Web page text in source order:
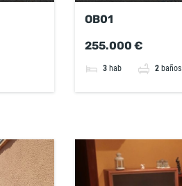
OB01
255.000 €
3 hab 2 baños